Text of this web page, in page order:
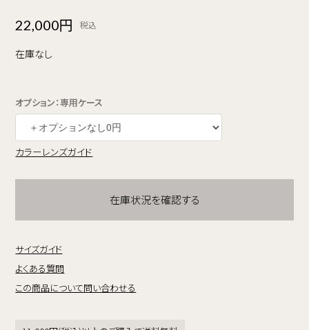
22,000円 税込
在庫なし
オプション：専用ケース
カラーレンズガイド
在庫状況を確認する
サイズガイド
よくある質問
この商品について問い合わせる